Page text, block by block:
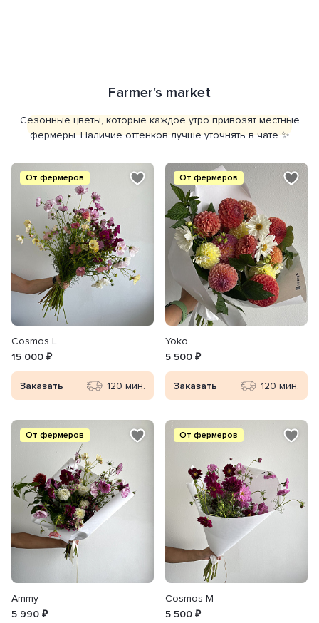
Farmer's market
Сезонные цветы, которые каждое утро привозят местные
фермеры. Наличие оттенков лучше уточнять в чате ✨
От фермеров
Сosmos L
15 000 ₽
Заказать 120 мин.
От фермеров
Yoko
5 500 ₽
Заказать 120 мин.
От фермеров
Ammy
5 990 ₽
От фермеров
Cosmos M
5 500 ₽